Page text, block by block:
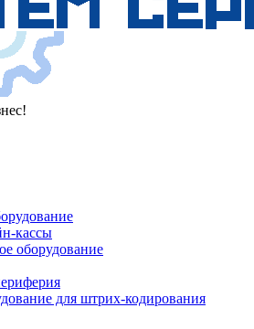
кассы
оборудование
для штрих-кодирования